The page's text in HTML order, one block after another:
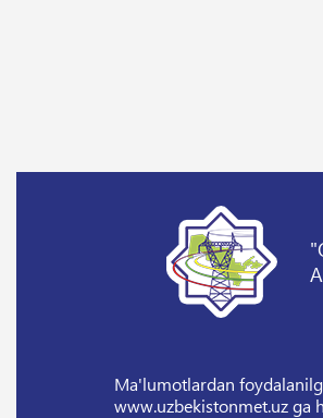
Ma'lumotlardan
www.uzbekistonmet.uz ga